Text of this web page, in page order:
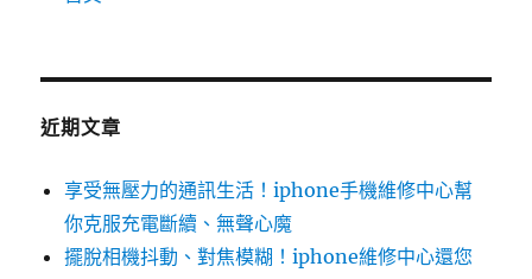
近期文章
享受無壓力的通訊生活！iphone手機維修中心幫
你克服充電斷續、無聲心魔
擺脫相機抖動、對焦模糊！iphone維修中心還您